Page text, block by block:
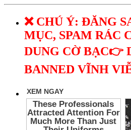
❌ CHÚ Ý: ĐĂNG
MỤC, SPAM RÁC
DUNG CỜ BẠC👉
BANNED VĨNH